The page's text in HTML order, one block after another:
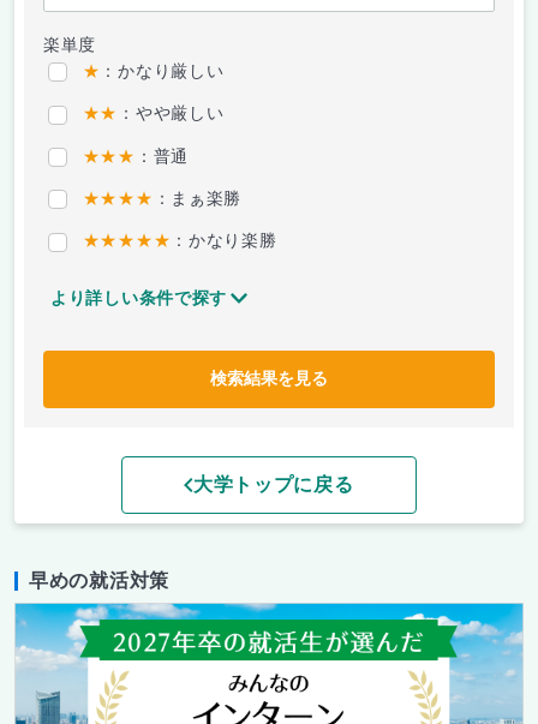
楽単度
★ ：かなり厳しい
★★ ：やや厳しい
★★★ ：普通
★★★★ ：まぁ楽勝
★★★★★ ：かなり楽勝
より詳しい条件で探す
検索結果を見る
大学トップに戻る
早めの就活対策